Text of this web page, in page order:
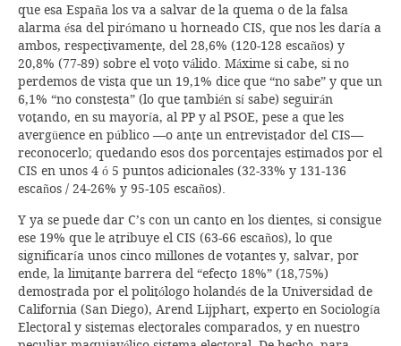
que esa España los va a salvar de la quema o de la falsa
alarma ésa del pirómano u horneado CIS, que nos les daría a
ambos, respectivamente, del 28,6% (120-128 escaños) y
20,8% (77-89) sobre el voto válido. Máxime si cabe, si no
perdemos de vista que un 19,1% dice que “no sabe” y que un
6,1% “no constesta” (lo que también sí sabe) seguirán
votando, en su mayoría, al PP y al PSOE, pese a que les
avergüence en público —o ante un entrevistador del CIS—
reconocerlo; quedando esos dos porcentajes estimados por el
CIS en unos 4 ó 5 puntos adicionales (32-33% y 131-136
escaños / 24-26% y 95-105 escaños).
Y ya se puede dar C’s con un canto en los dientes, si consigue
ese 19% que le atribuye el CIS (63-66 escaños), lo que
significaría unos cinco millones de votantes y, salvar, por
ende, la limitante barrera del “efecto 18%” (18,75%)
demostrada por el politólogo holandés de la Universidad de
California (San Diego), Arend Lijphart, experto en Sociología
Electoral y sistemas electorales comparados, y en nuestro